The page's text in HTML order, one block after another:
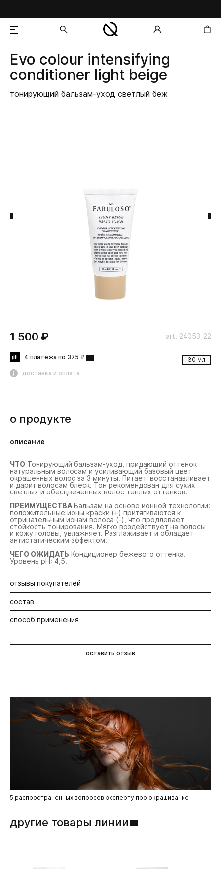
добавлен в корзину
Evo colour intensifying
conditioner light beige
тонирующий бальзам-уход светлый беж
art. 24053_22
30 мл
1 500 ₽
4 платежа по 375 ₽
доставка и оплата
5 распространенных вопросов эксперту про окрашивание
другие товары линии
о продукте
описание
ЧТО Тонирующий бальзам-уход, придающий оттенок
натуральным волосам и усиливающий базовый цвет
окрашенных волос за 3 минуты. Питает, восстанавливает
и дарит волосам блеск. Тон рекомендован для сухих
светлых и обесцвеченных волос теплых оттенков.
ПРЕИМУЩЕСТВА Бальзам на основе ионной технологии:
положительные ионы краски (+) притягиваются к
отрицательным ионам волоса (-), что продлевает
стойкость тонирования. Мягко воздействует на волосы
и кожу головы, увлажняет. Разглаживает и обладает
антистатическим эффектом.
ЧЕГО ОЖИДАТЬ Кондиционер бежевого оттенка.
Уровень pН: 4,5.
отзывы покупателей
Будьте первыми! Оставьте отзыв об этом продукте
состав
Aqua, Cetearyl Alcohol, Acetamide Mea, Panthenol, Peg-20
Stearate, Amodimethicone, Cetrimonium Chloride, Parfum,”
Argania Spinosa Kernel Oil, Benzophenone-4, Trideceth-15,
Trideceth-3, Benzoic Acid, Lehydroacetic Acid, Basic Brown
способ применения
воздействия на 3 минуты. Тщательно смыть до
прозрачной воды.
оставить отзыв